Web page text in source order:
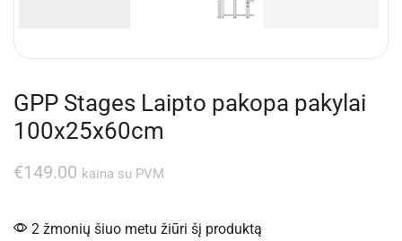
GPP Stages Laipto pakopa pakylai
100x25x60cm
€149.00 kaina su PVM
2 žmonių šiuo metu žiūri šį produktą